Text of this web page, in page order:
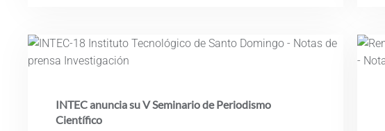
INTEC anuncia su V Seminario de Periodismo
Científico